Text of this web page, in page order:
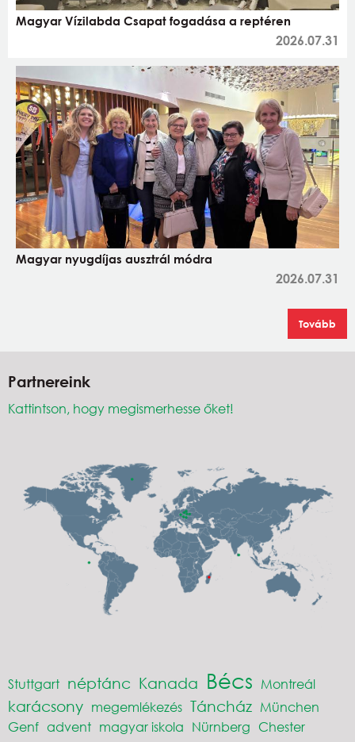
Magyar Vízilabda Csapat fogadása a reptéren
2026.07.31
Magyar nyugdíjas ausztrál módra
2026.07.31
Tovább
Partnereink
Kattintson, hogy megismerhesse őket!
Stuttgart néptánc Kanada Bécs Montreál
karácsony megemlékezés Táncház München
Genf advent magyar iskola Nürnberg Chester